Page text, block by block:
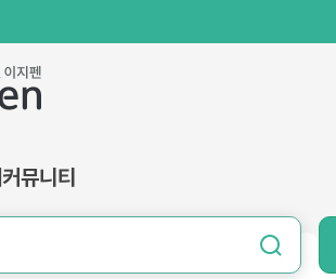
커뮤니티